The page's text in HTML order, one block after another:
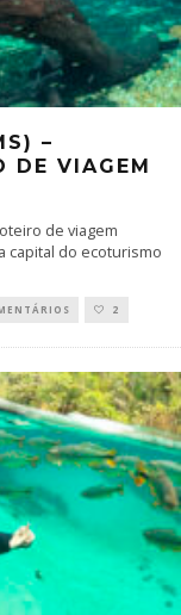
–
DE VIAGEM
de viagem
capital do ecoturismo
2